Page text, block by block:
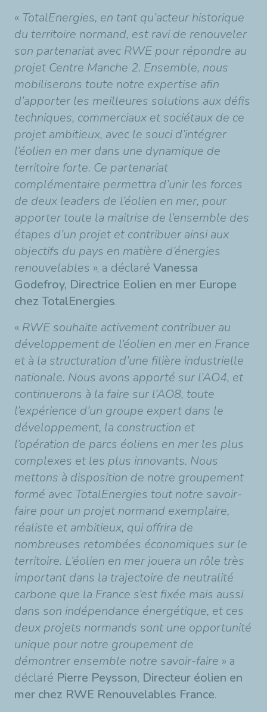
« TotalEnergies, en tant qu’acteur historique
du territoire normand, est ravi de renouveler
son partenariat avec RWE pour répondre au
projet Centre Manche 2. Ensemble, nous
mobiliserons toute notre expertise afin
d’apporter les meilleures solutions aux défis
techniques, commerciaux et sociétaux de ce
projet ambitieux, avec le souci d’intégrer
l’éolien en mer dans une dynamique de
territoire forte. Ce partenariat
complémentaire permettra d’unir les forces
de deux leaders de l’éolien en mer, pour
apporter toute la maitrise de l’ensemble des
étapes d’un projet et contribuer ainsi aux
objectifs du pays en matière d’énergies
renouvelables », a déclaré Vanessa
Godefroy, Directrice Eolien en mer Europe
chez TotalEnergies.
« RWE souhaite activement contribuer au
développement de l’éolien en mer en France
et à la structuration d’une filière industrielle
nationale. Nous avons apporté sur l’AO4, et
continuerons à la faire sur l’AO8, toute
l’expérience d’un groupe expert dans le
développement, la construction et
l’opération de parcs éoliens en mer les plus
complexes et les plus innovants. Nous
mettons à disposition de notre groupement
formé avec TotalEnergies tout notre savoir-
faire pour un projet normand exemplaire,
réaliste et ambitieux, qui offrira de
nombreuses retombées économiques sur le
territoire. L’éolien en mer jouera un rôle très
important dans la trajectoire de neutralité
carbone que la France s’est fixée mais aussi
dans son indépendance énergétique, et ces
deux projets normands sont une opportunité
unique pour notre groupement de
démontrer ensemble notre savoir-faire » a
déclaré Pierre Peysson, Directeur éolien en
mer chez RWE Renouvelables France.